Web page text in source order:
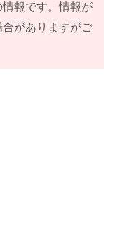
報です。情報が
がありますがご